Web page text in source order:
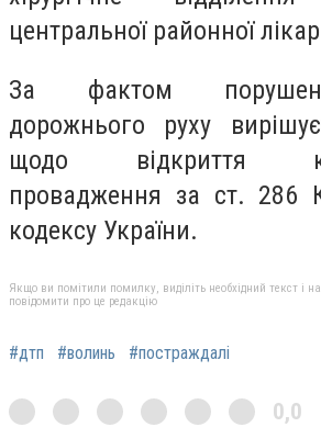
центральної районної
За фактом
дорожнього руху
щодо відкриття
провадження за ст. 286
кодексу України.
Якщо ви помітили помилку, виділіть необхідний текст і
повідомити про це редакцію
#дтп #волинь #постраждалі
0,0